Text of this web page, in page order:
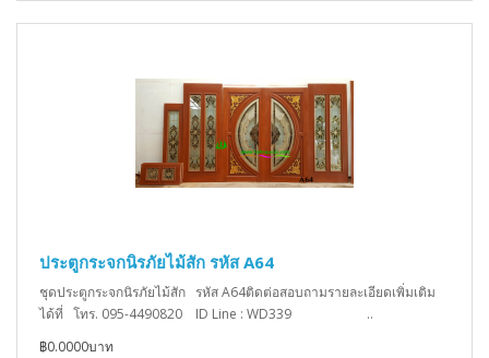
ประตูกระจกนิรภัยไม้สัก รหัส A64
ชุดประตูกระจกนิรภัยไม้สัก รหัส A64ติดต่อสอบถามรายละเอียดเพิ่มเติม
ได้ที่ โทร. 095-4490820 ID Line : WD339 ..
฿0.0000บาท